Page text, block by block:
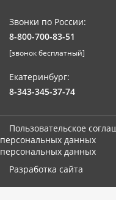
Звонки по России:
8-800-700-83-51
[звонок бесплатный]
Екатеринбург:
8-343-345-37-74
Пользовательское
персональных данных
персональных данных
Разработка сайта